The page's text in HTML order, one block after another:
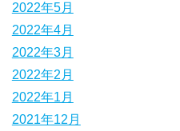
2022年5月
2022年4月
2022年3月
2022年2月
2022年1月
2021年12月